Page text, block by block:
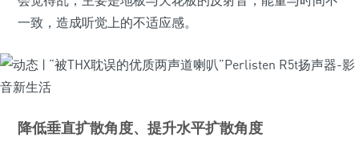
一致，造成听觉上的不适应感。
降低垂直扩散角度、提升水平扩散角度